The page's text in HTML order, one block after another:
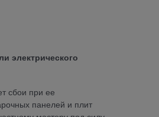
электрического
сбои при ее
панелей и плит